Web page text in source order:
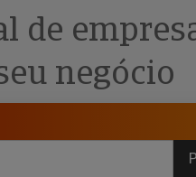
de
negócio